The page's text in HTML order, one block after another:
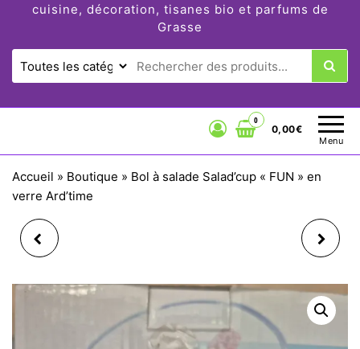
cuisine, décoration, tisanes bio et parfums de
Grasse
Menu
0
0,00€
Accueil » Boutique » Bol à salade Salad’cup « FUN » en
verre Ard’time
17X17X6CM